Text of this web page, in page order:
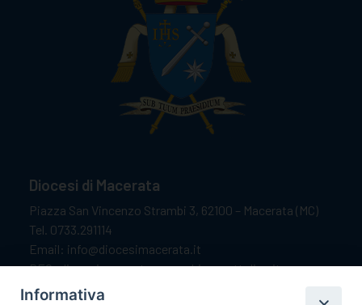
Diocesi di Macerata
Piazza San Vincenzo Strambi 3, 62100 – Macerata (MC)
Tel. 0733.291114
Email: info@diocesimacerata.it
PEC: diocesimacerata@pec.chiesacattolica.it
Comunicazioni urgenti WhatsApp:
Informativa